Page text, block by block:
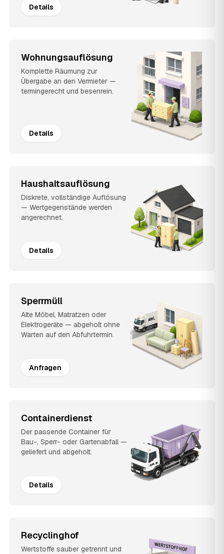
Details
Wohnungsauflösung
Komplette Räumung zur
Übergabe an den Vermieter —
termingerecht und besenrein.
Details
Haushaltsauflösung
Diskrete, vollständige Auflösung
— Wertgegenstände werden
angerechnet.
Details
Sperrmüll
Alte Möbel, Matratzen oder
Elektrogeräte — abgeholt ohne
Warten auf den Abfuhrtermin.
Anfragen
Containerdienst
Der passende Container für
Bau-, Sperr- oder Gartenabfall —
geliefert und abgeholt.
Details
Recyclinghof
Wertstoffe sauber getrennt und